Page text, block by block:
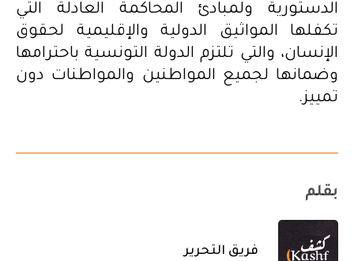
الدستورية ولمبادئ المحاكمة العادلة التي
تكفلها المواثيق الدولية والإقليمية لحقوق
الإنسان، والتي تلتزم الدولة التونسية باحترامها
وضمانها لجميع المواطنين والمواطنات دون
تمييز.
بقلم
فريق التحرير